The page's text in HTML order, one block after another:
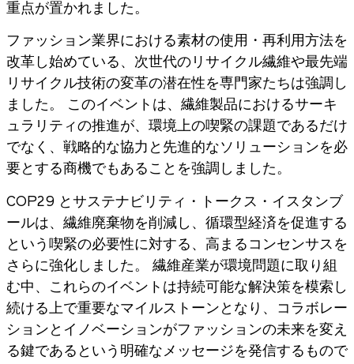
重点が置かれました。
ファッション業界における素材の使用・再利用方法を
改革し始めている、次世代のリサイクル繊維や最先端
リサイクル技術の変革の潜在性を専門家たちは強調し
ました。 このイベントは、繊維製品におけるサーキ
ュラリティの推進が、環境上の喫緊の課題であるだけ
でなく、戦略的な協力と先進的なソリューションを必
要とする商機でもあることを強調しました。
COP29 とサステナビリティ・トークス・イスタンブ
ールは、繊維廃棄物を削減し、循環型経済を促進する
という喫緊の必要性に対する、高まるコンセンサスを
さらに強化しました。 繊維産業が環境問題に取り組
む中、これらのイベントは持続可能な解決策を模索し
続ける上で重要なマイルストーンとなり、コラボレー
ションとイノベーションがファッションの未来を変え
る鍵であるという明確なメッセージを発信するもので